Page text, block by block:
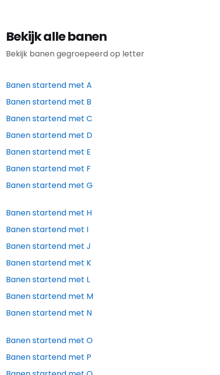
Bekijk alle banen
Bekijk banen gegroepeerd op letter
Banen startend met A
Banen startend met B
Banen startend met C
Banen startend met D
Banen startend met E
Banen startend met F
Banen startend met G
Banen startend met H
Banen startend met I
Banen startend met J
Banen startend met K
Banen startend met L
Banen startend met M
Banen startend met N
Banen startend met O
Banen startend met P